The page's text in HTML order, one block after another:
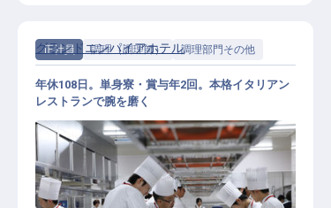
正社員 調理（調理師） 調理部門その他
グランドエンパイアホテル
年休108日。単身寮・賞与年2回。本格イタリアン
レストランで腕を磨く